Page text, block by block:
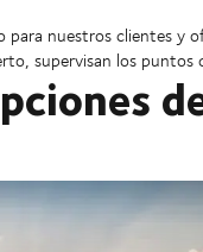
nuestros clientes y
supervisan los puntos